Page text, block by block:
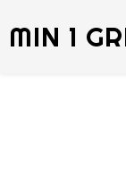
MIN 1